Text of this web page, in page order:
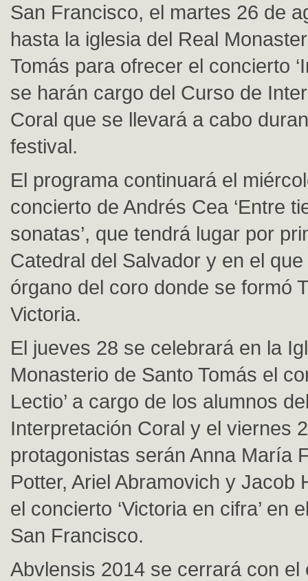
San Francisco, el martes 26 de
hasta la iglesia del Real
Tomás para ofrecer el concierto
se harán cargo del Curso de
Coral que se llevará a cabo
festival.
El programa continuará el
concierto de Andrés Cea ‘Entre
sonatas’, que tendrá lugar por
Catedral del Salvador y en el
órgano del coro donde se formó
Victoria.
El jueves 28 se celebrará en la
Monasterio de Santo Tomás el
Lectio’ a cargo de los alumnos
Interpretación Coral y el viernes
protagonistas serán Anna María
Potter, Ariel Abramovich y Jacob
el concierto ‘Victoria en cifra’ en
San Francisco.
Abvlensis 2014 se cerrará con el